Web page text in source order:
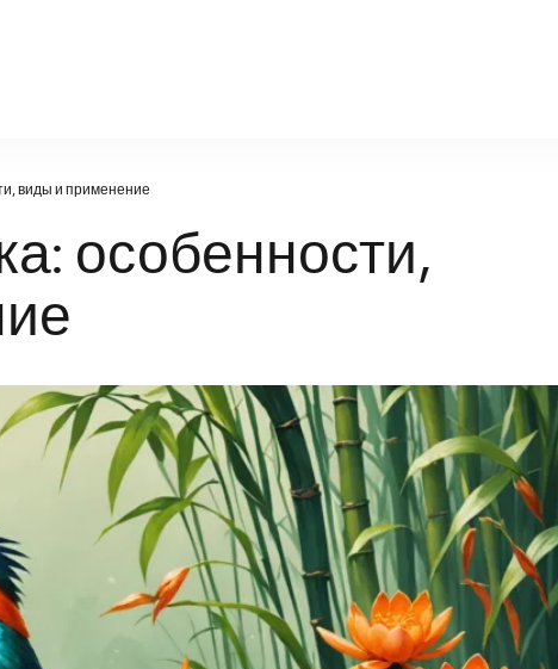
виды и применение
особенности,